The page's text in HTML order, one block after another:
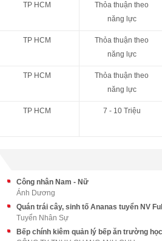
TP HCM
Thỏa thuận theo
năng lực
TP HCM
Thỏa thuận theo
năng lực
TP HCM
Thỏa thuận theo
năng lực
TP HCM 7 - 10 Triệu
Công nhân Nam - Nữ
Ánh Dương
Tuyển Nhân Sự